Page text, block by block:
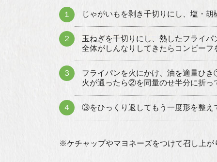
１ じゃがいもを剥き千切りにし、塩・
２
玉ねぎを千切りにし、熱したフライ
全体がしんなりしてきたらコンビー
３
フライパンを火にかけ、油を適量ひ
火が通ったら②を同量のせ半分に折っ
４ ③をひっくり返してもう一度形を整え
※ケチャップやマヨネーズをつけて召し上が